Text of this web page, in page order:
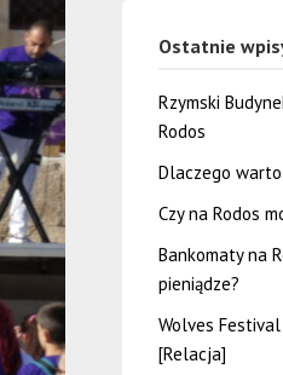
Ostatnie
Rzymski
Rodos
Dlaczego
Czy na Rodos
Bankomaty na
pieniądze?
Wolves
[Relacja]